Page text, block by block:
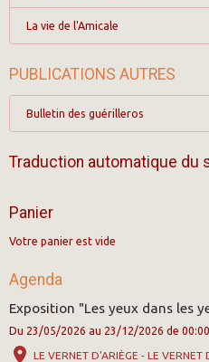
La vie de l'Amicale
PUBLICATIONS AUTRES
Bulletin des guérilleros
Traduction automatique du
Panier
Votre panier est vide
Agenda
Exposition "Les yeux dans les
Du 23/05/2026 au 23/12/2026 de 00:00
LE VERNET D'ARIÈGE - LE VERNET